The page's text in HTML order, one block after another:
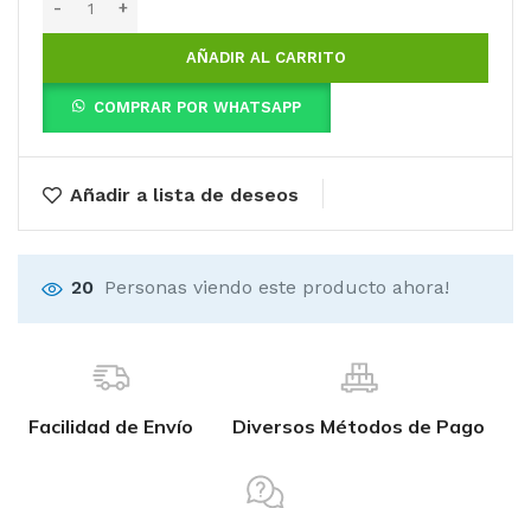
AÑADIR AL CARRITO
COMPRAR POR WHATSAPP
Añadir a lista de deseos
20 Personas viendo este producto ahora!
Facilidad de Envío Diversos Métodos de Pago